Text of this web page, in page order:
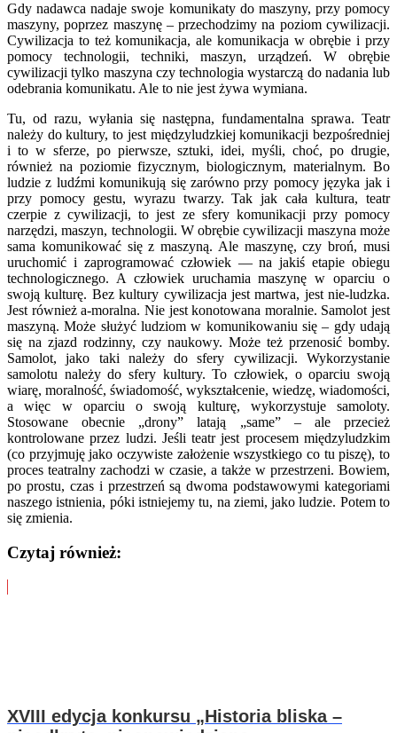
Gdy nadawca nadaje swoje komunikaty do maszyny, przy pomocy
maszyny, poprzez maszynę – przechodzimy na poziom cywilizacji.
Cywilizacja to też komunikacja, ale komunikacja w obrębie i przy
pomocy technologii, techniki, maszyn, urządzeń. W obrębie
cywilizacji tylko maszyna czy technologia wystarczą do nadania lub
odebrania komunikatu. Ale to nie jest żywa wymiana.
Tu, od razu, wyłania się następna, fundamentalna sprawa. Teatr
należy do kultury, to jest międzyludzkiej komunikacji bezpośredniej
i to w sferze, po pierwsze, sztuki, idei, myśli, choć, po drugie,
również na poziomie fizycznym, biologicznym, materialnym. Bo
ludzie z ludźmi komunikują się zarówno przy pomocy języka jak i
przy pomocy gestu, wyrazu twarzy. Tak jak cała kultura, teatr
czerpie z cywilizacji, to jest ze sfery komunikacji przy pomocy
narzędzi, maszyn, technologii. W obrębie cywilizacji maszyna może
sama komunikować się z maszyną. Ale maszynę, czy broń, musi
uruchomić i zaprogramować człowiek — na jakiś etapie obiegu
technologicznego. A człowiek uruchamia maszynę w oparciu o
swoją kulturę. Bez kultury cywilizacja jest martwa, jest nie-ludzka.
Jest również a-moralna. Nie jest konotowana moralnie. Samolot jest
maszyną. Może służyć ludziom w komunikowaniu się – gdy udają
się na zjazd rodzinny, czy naukowy. Może też przenosić bomby.
Samolot, jako taki należy do sfery cywilizacji. Wykorzystanie
samolotu należy do sfery kultury. To człowiek, o oparciu swoją
wiarę, moralność, świadomość, wykształcenie, wiedzę, wiadomości,
a więc w oparciu o swoją kulturę, wykorzystuje samoloty.
Stosowane obecnie „drony” latają „same” – ale przecież
kontrolowane przez ludzi. Jeśli teatr jest procesem międzyludzkim
(co przyjmuję jako oczywiste założenie wszystkiego co tu piszę), to
proces teatralny zachodzi w czasie, a także w przestrzeni. Bowiem,
po prostu, czas i przestrzeń są dwoma podstawowymi kategoriami
naszego istnienia, póki istniejemy tu, na ziemi, jako ludzie. Potem to
się zmienia.
Czytaj również:
XVIII edycja konkursu „Historia bliska –